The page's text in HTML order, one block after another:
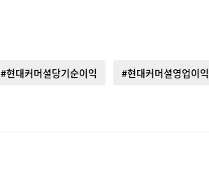
#현대커머셜당기순이익 #현대커머셜영업이익